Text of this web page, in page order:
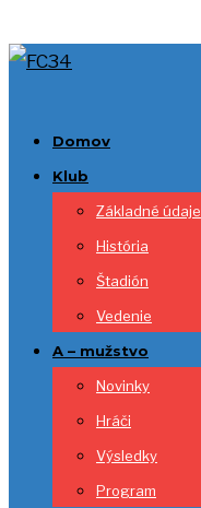
Domov
Klub
Základné údaje
História
Štadión
Vedenie
A – mužstvo
Novinky
Hráči
Výsledky
Program